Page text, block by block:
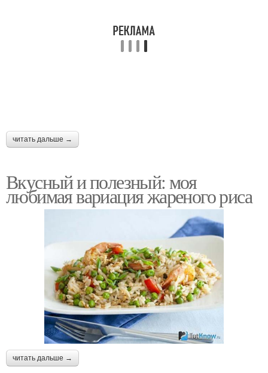
читать дальше →
Вкусный и полезный: моя
любимая вариация жареного риса
читать дальше →